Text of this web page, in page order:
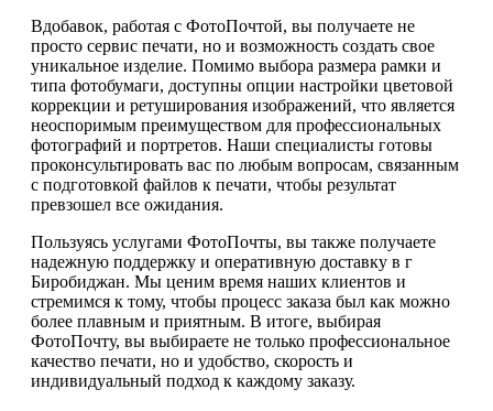
Вдобавок, работая с ФотоПочтой, вы получаете не
просто сервис печати, но и возможность создать свое
уникальное изделие. Помимо выбора размера рамки и
типа фотобумаги, доступны опции настройки цветовой
коррекции и ретуширования изображений, что является
неоспоримым преимуществом для профессиональных
фотографий и портретов. Наши специалисты готовы
проконсультировать вас по любым вопросам, связанным
с подготовкой файлов к печати, чтобы результат
превзошел все ожидания.
Пользуясь услугами ФотоПочты, вы также получаете
надежную поддержку и оперативную доставку в г
Биробиджан. Мы ценим время наших клиентов и
стремимся к тому, чтобы процесс заказа был как можно
более плавным и приятным. В итоге, выбирая
ФотоПочту, вы выбираете не только профессиональное
качество печати, но и удобство, скорость и
индивидуальный подход к каждому заказу.